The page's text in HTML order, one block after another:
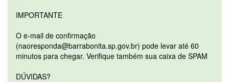
IMPORTANTE
O e-mail de confirmação
(naoresponda@barrabonita.sp.gov.br) pode levar até 60
minutos para chegar. Verifique também sua caixa de SPAM
DÚVIDAS?